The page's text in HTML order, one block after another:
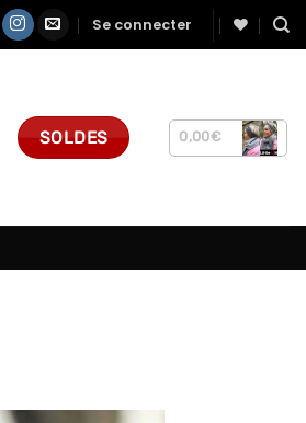
Se connecter
SOLDES 0,00€